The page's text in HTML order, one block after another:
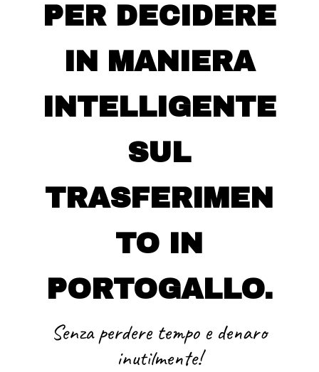
PER DECIDERE
IN MANIERA
INTELLIGENTE
SUL
TRASFERIMEN
TO IN
PORTOGALLO.
Senza perdere tempo e denaro
inutilmente!